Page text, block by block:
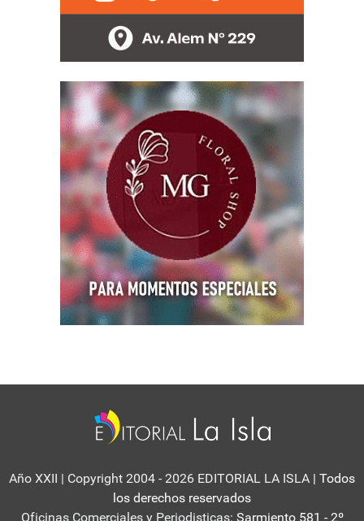
Año XXII | Copyright 2004 - 2026 EDITORIAL LA ISLA | Todos
los derechos reservados
Oficinas Comerciales y Periodisticas: Sarmiento 581 - 2º